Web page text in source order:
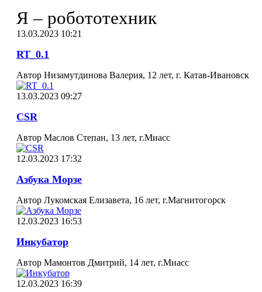
Я – робототехник
13.03.2023 10:21
RT_0.1
Автор Низамутдинова Валерия, 12 лет, г. Катав-Ивановск
13.03.2023 09:27
CSR
Автор Маслов Степан, 13 лет, г.Миасс
12.03.2023 17:32
Азбука Морзе
Автор Лукомская Елизавета, 16 лет, г.Магнитогорск
12.03.2023 16:53
Инкубатор
Автор Мамонтов Дмитрий, 14 лет, г.Миасс
12.03.2023 16:39